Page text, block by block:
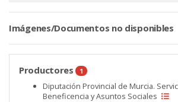
Imágenes/Documentos no disponibles
Productores 1
Diputación Provincial de Murcia.
Beneficencia y Asuntos Sociales